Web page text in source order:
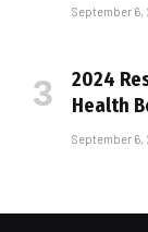
September 6,
2024
Health
September 6,